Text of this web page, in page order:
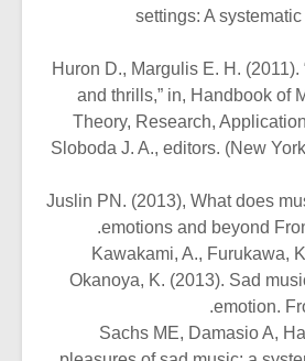
settings: A
Huron D., Margulis E. H.
and thrills,” in, Handbook of
Theory, Research,
Sloboda J. A., editors. (New
Juslin PN. (2013), What does
emotions and beyond
Kawakami, A., Furukawa,
Okanoya, K. (2013). Sad
emotion.
Sachs ME, Damasio A,